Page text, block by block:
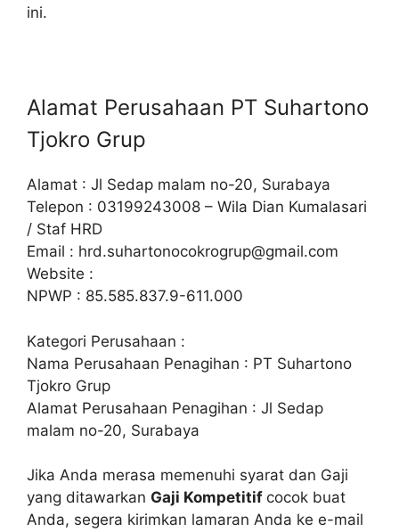
ini.
Alamat Perusahaan PT Suhartono
Tjokro Grup
Alamat : Jl Sedap malam no-20, Surabaya
Telepon : 03199243008 – Wila Dian Kumalasari
/ Staf HRD
Email : hrd.suhartonocokrogrup@gmail.com
Website :
NPWP : 85.585.837.9-611.000
Kategori Perusahaan :
Nama Perusahaan Penagihan : PT Suhartono
Tjokro Grup
Alamat Perusahaan Penagihan : Jl Sedap
malam no-20, Surabaya
Jika Anda merasa memenuhi syarat dan Gaji
yang ditawarkan Gaji Kompetitif cocok buat
Anda, segera kirimkan lamaran Anda ke e-mail